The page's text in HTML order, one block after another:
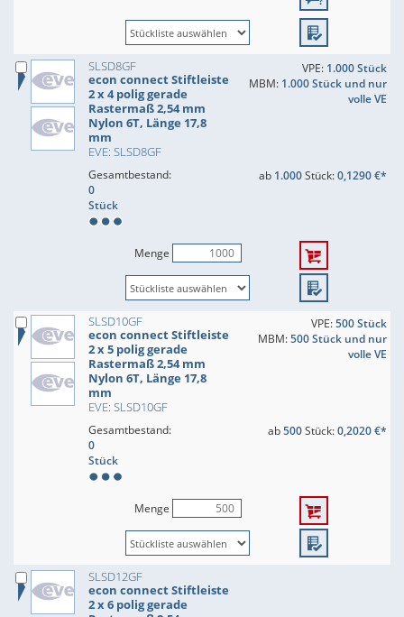
SLSD8GF
econ connect Stiftleiste
2 x 4 polig gerade
Rastermaß 2,54 mm
Nylon 6T, Länge 17,8
mm
EVE: SLSD8GF
VPE: 1.000 Stück
MBM: 1.000 Stück und nur
volle VE
Gesamtbestand:
0
Stück
ab 1.000Stück:0,1290 €*
Menge
SLSD10GF
econ connect Stiftleiste
2 x 5 polig gerade
Rastermaß 2,54 mm
Nylon 6T, Länge 17,8
mm
EVE: SLSD10GF
VPE:500 Stück
MBM:500 Stück und nur
volle VE
Gesamtbestand:
0
Stück
ab500Stück:0,2020 €*
Menge
SLSD12GF
econ connect Stiftleiste
2 x 6 polig gerade